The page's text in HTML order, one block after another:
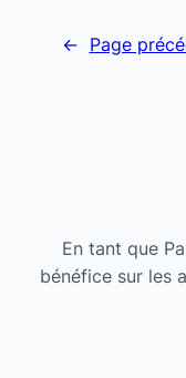
← Page
En tant que
bénéfice sur les